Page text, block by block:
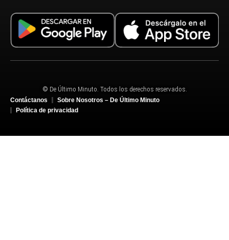
© De Último Minuto. Todos los derechos reservados.
Contáctanos
Sobre Nosotros – De Último Minuto
Política de privacidad